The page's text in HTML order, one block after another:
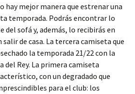
hay mejor manera que estrenar una
temporada. Podrás encontrar lo
del sofá y, además, lo recibirás en
de casa. La tercera camiseta que
la temporada 21/22 con la
del Rey. La primera camiseta
con un degradado que
para el club: los